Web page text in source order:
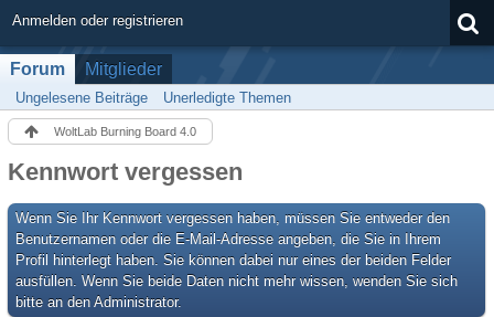
Anmelden oder registrieren
Forum Mitglieder
Ungelesene Beiträge Unerledigte Themen
WoltLab Burning Board 4.0
Kennwort vergessen
Wenn Sie Ihr Kennwort vergessen haben, müssen Sie entweder den
Benutzernamen oder die E-Mail-Adresse angeben, die Sie in Ihrem
Profil hinterlegt haben. Sie können dabei nur eines der beiden Felder
ausfüllen. Wenn Sie beide Daten nicht mehr wissen, wenden Sie sich
bitte an den Administrator.